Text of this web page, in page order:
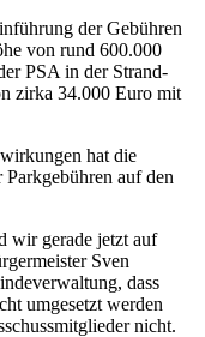
der Gebühren
von rund 600.000
PSA in der Strand­
zirka 34.000 Euro mit
hat die
auf den
wir gerade jetzt auf
Sven
dass
umgesetzt werden
nicht.